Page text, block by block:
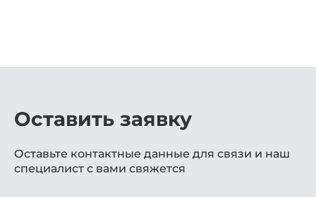
Оставить заявку
Оставьте контактные данные для связи и наш
специалист с вами свяжется